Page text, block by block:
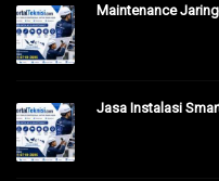
Maintenance
Jasa Instalasi